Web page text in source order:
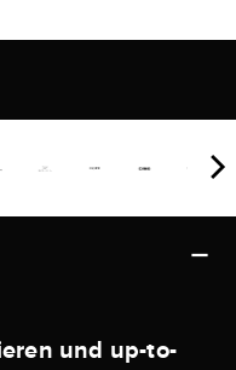
und up-to-